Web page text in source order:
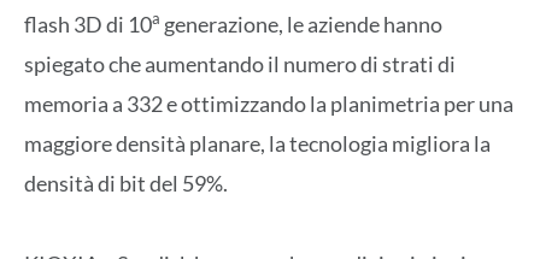
flash 3D di 10a generazione, le aziende hanno
spiegato che aumentando il numero di strati di
memoria a 332 e ottimizzando la planimetria per una
maggiore densità planare, la tecnologia migliora la
densità di bit del 59%.